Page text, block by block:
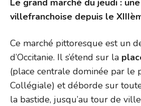
villefranchoise depuis le
Ce marché pittoresque est un
d’Occitanie. Il s’étend sur la
(place centrale dominée par le
Collégiale) et déborde sur
la bastide, jusqu’au tour de